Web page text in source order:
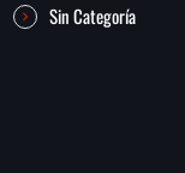
Sin Categoría